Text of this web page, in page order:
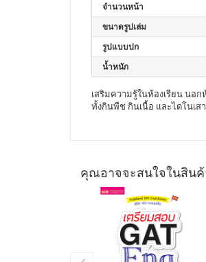
จำนวนหน้า
ขนาดรูปเล่ม
รูปแบบปก
น้ำหนัก
เสริมความรู้ในห้องเรียน นอ
ทั้งกินพืช กินเนื้อ และไดโนเ
คุณอาจจะสนใจในสิน